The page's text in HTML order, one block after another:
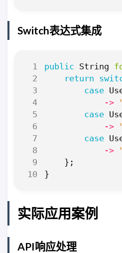
Switch表达式集成
4
public String
return
case
->
case
->
case
->
};
}
实际应用案例
API响应处理